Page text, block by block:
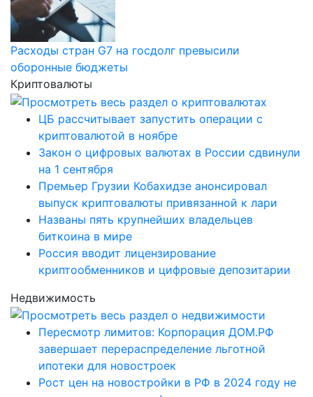
Расходы стран G7 на госдолг превысили
оборонные бюджеты
Криптовалюты
ЦБ рассчитывает запустить операции с
криптовалютой в ноябре
Закон о цифровых валютах в России сдвинули
на 1 сентября
Премьер Грузии Кобахидзе анонсировал
выпуск криптовалюты привязанной к лари
Названы пять крупнейших владельцев
биткоина в мире
Россия вводит лицензирование
криптообменников и цифровые депозитарии
Недвижимость
Пересмотр лимитов: Корпорация ДОМ.РФ
завершает перераспределение льготной
ипотеки для новостроек
Рост цен на новостройки в РФ в 2024 году не